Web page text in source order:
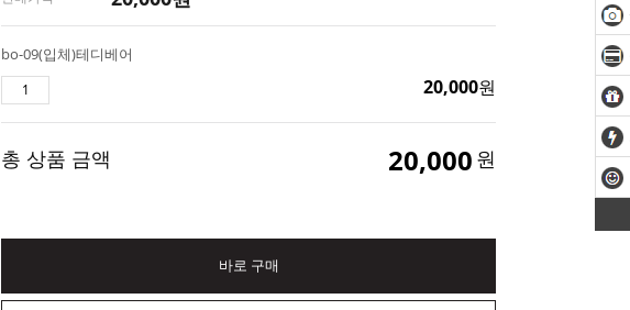
bo-09(입체)테디베어
20,000원
총 상품 금액 20,000 원
바로 구매